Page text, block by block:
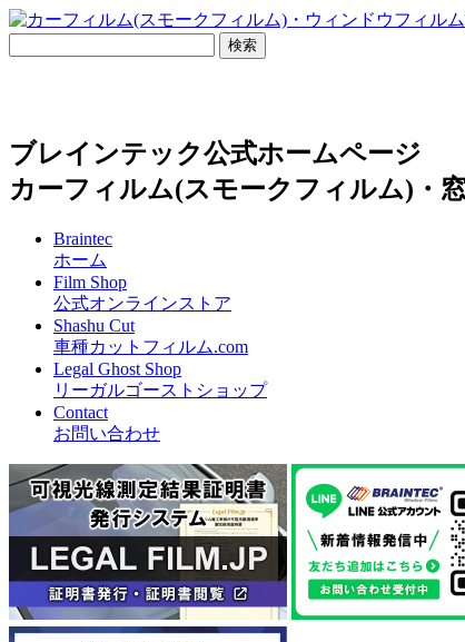
ブレインテック公式ホームページ
カーフィルム(スモークフィルム)・
Braintec
ホーム
Film Shop
公式オンラインストア
Shashu Cut
車種カットフィルム.com
Legal Ghost Shop
リーガルゴーストショップ
Contact
お問い合わせ